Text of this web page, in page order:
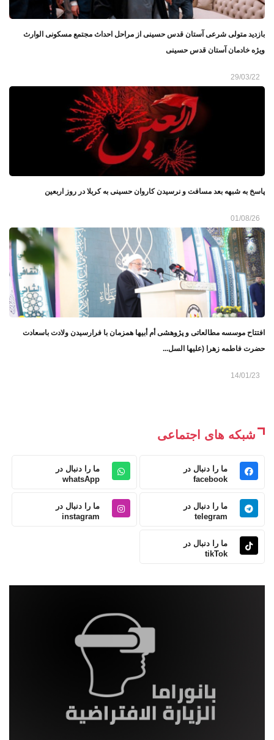
بازدید متولی شرعی آستان قدس حسینی از مراحل احداث مجتمع مسکونی الوارث
ویژه خادمان آستان قدس حسینی
29/03/22
پاسخ به شبهه بعد مسافت و نرسیدن کاروان حسینی به کربلا در روز اربعین
01/08/26
افتتاح موسسه مطالعاتی و پژوهشی أم أبیها همزمان با فرارسیدن ولادت باسعادت
حضرت فاطمه زهرا (علیها السل...
14/01/23
شبکه های اجتماعی
ما را دنبال در
facebook
ما را دنبال در
whatsApp
ما را دنبال در
telegram
ما را دنبال در
instagram
ما را دنبال در
tikTok